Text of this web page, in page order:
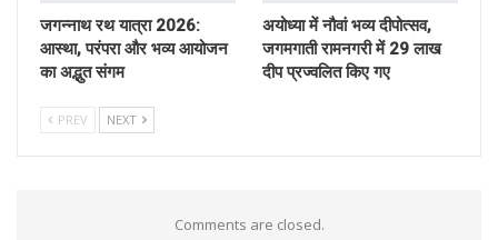
जगन्नाथ रथ यात्रा 2026:
आस्था, परंपरा और भव्य आयोजन
का अद्भुत संगम
अयोध्या में नौवां भव्य दीपोत्सव,
जगमगाती रामनगरी में 29 लाख
दीप प्रज्वलित किए गए
PREV NEXT
Comments are closed.